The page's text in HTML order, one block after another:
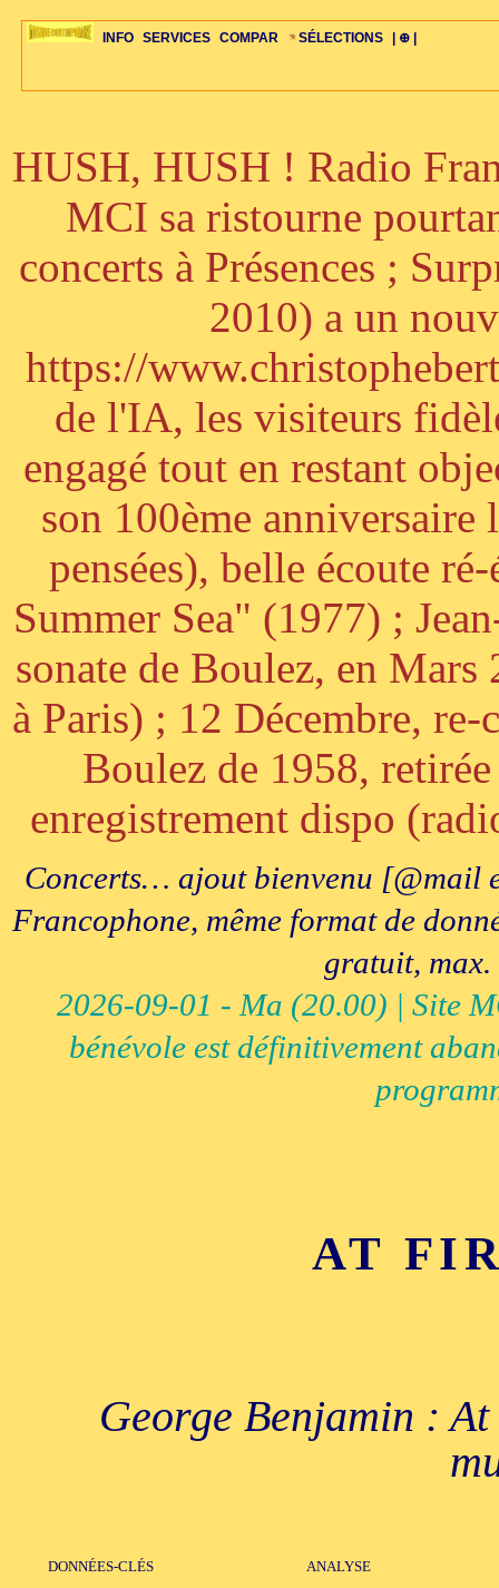
INFO
ÉDITORIAUX ACTUS-CONCERTS HISTOIRE PAYS STYLES-ÉCOLES
SERVICES
MAJ-LISTE ARCH-CONCERTS LIENS RADIOS VIDÉOS PLAN FAQS
COMPAR
SÉLECTION GUIDE-EXPRESS ŒUVRES BIOGRAPHIES PERSPECTIVE
SÉLECTIONS
SÉLECTION COMPOS-INTRO COMPO-INDIV ŒUVRES-INDIV
| ⊕ |
20ÈME PARAL 1001 CD TOP-REC BONUS-ROMANS BONUS-FILMS
CELLO-C
ALTO-C
VIOLON-C
PIANO-CONC GRAND-
HUSH, HUSH ! Radio
MCI sa ristourne
concerts à Présences ;
2010) a un
https://
de l'IA, les visiteurs
engagé tout en restant
son 100ème
pensées), belle écoute
Summer Sea" (1977) ;
sonate de Boulez, en
à Paris) ; 12 Décembre,
Boulez de 1958,
enregistrement dispo
Concerts… ajout bienvenu [@mail
Francophone, même format de
gratuit,
2026-09-01 - Ma (20.00) | Site
bénévole est définitivement
AT
George Benjamin :
DONNÉES-CLÉS ANALYSE